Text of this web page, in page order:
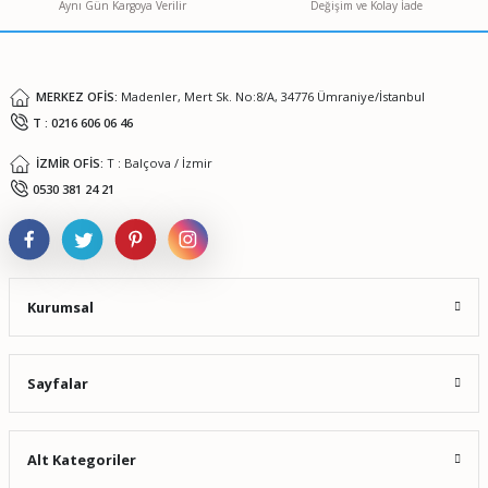
Ürün fiyatı diğer sitelerden daha pahalı.
Aynı Gün Kargoya Verilir
Değişim ve Kolay İade
MERKEZ OFİS: Madenler, Mert Sk. No:8/A, 34776 Ümraniye/İstanbul
T : 0216 606 06 46
İZMİR OFİS: T : Balçova / İzmir
0530 381 24 21
Kurumsal
Sayfalar
Alt Kategoriler